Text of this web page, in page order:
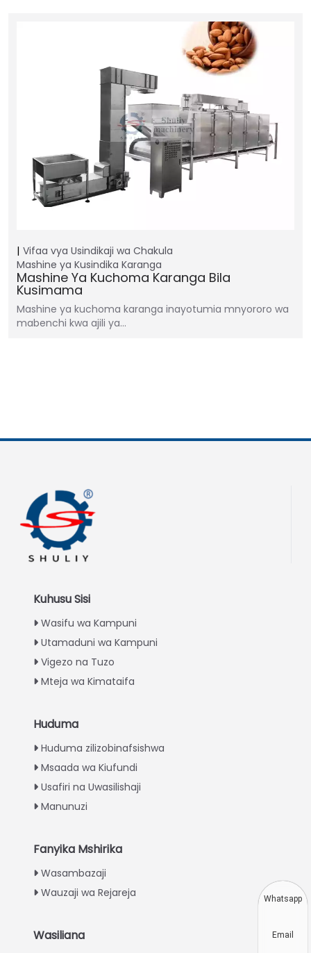
Vifaa vya Usindikaji wa Chakula
Mashine ya Kusindika Karanga
Mashine Ya Kuchoma Karanga Bila
Kusimama
Mashine ya kuchoma karanga inayotumia mnyororo wa
mabenchi kwa ajili ya…
Kuhusu Sisi
Wasifu wa Kampuni
Utamaduni wa Kampuni
Vigezo na Tuzo
Mteja wa Kimataifa
Huduma
Huduma zilizobinafsishwa
Msaada wa Kiufundi
Usafiri na Uwasilishaji
Manunuzi
Fanyika Mshirika
Wasambazaji
Wauzaji wa Rejareja
Wasiliana
Hindi
Japanese
Vietnamese
Thai
Turkish
Greek
Whatsapp
Email